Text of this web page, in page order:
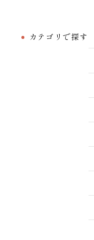
カテゴリで探す